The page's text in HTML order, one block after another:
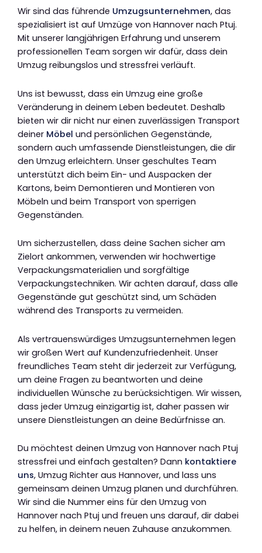
Wir sind das führende Umzugsunternehmen, das
spezialisiert ist auf Umzüge von Hannover nach Ptuj.
Mit unserer langjährigen Erfahrung und unserem
professionellen Team sorgen wir dafür, dass dein
Umzug reibungslos und stressfrei verläuft.
Uns ist bewusst, dass ein Umzug eine große
Veränderung in deinem Leben bedeutet. Deshalb
bieten wir dir nicht nur einen zuverlässigen Transport
deiner Möbel und persönlichen Gegenstände,
sondern auch umfassende Dienstleistungen, die dir
den Umzug erleichtern. Unser geschultes Team
unterstützt dich beim Ein- und Auspacken der
Kartons, beim Demontieren und Montieren von
Möbeln und beim Transport von sperrigen
Gegenständen.
Um sicherzustellen, dass deine Sachen sicher am
Zielort ankommen, verwenden wir hochwertige
Verpackungsmaterialien und sorgfältige
Verpackungstechniken. Wir achten darauf, dass alle
Gegenstände gut geschützt sind, um Schäden
während des Transports zu vermeiden.
Als vertrauenswürdiges Umzugsunternehmen legen
wir großen Wert auf Kundenzufriedenheit. Unser
freundliches Team steht dir jederzeit zur Verfügung,
um deine Fragen zu beantworten und deine
individuellen Wünsche zu berücksichtigen. Wir wissen,
dass jeder Umzug einzigartig ist, daher passen wir
unsere Dienstleistungen an deine Bedürfnisse an.
Du möchtest deinen Umzug von Hannover nach Ptuj
stressfrei und einfach gestalten? Dann kontaktiere
uns, Umzug Richter aus Hannover, und lass uns
gemeinsam deinen Umzug planen und durchführen.
Wir sind die Nummer eins für den Umzug von
Hannover nach Ptuj und freuen uns darauf, dir dabei
zu helfen, in deinem neuen Zuhause anzukommen.